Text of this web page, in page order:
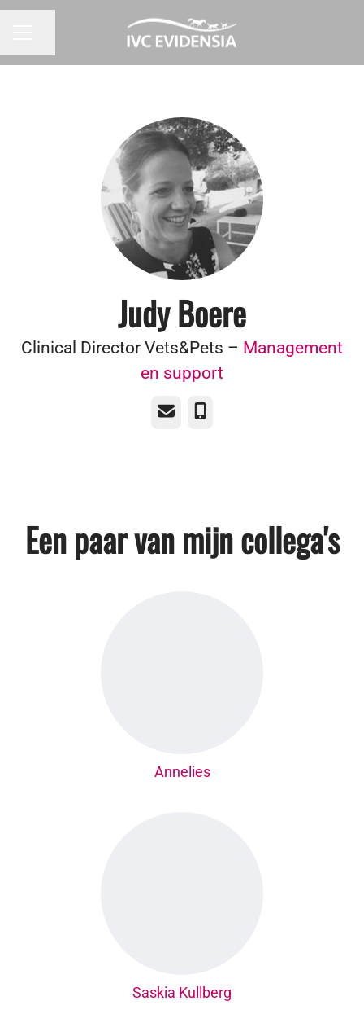
Judy Boere
Clinical Director Vets&Pets – Management
en support
E-mailadresTelefoonnummer
Een paar van mijn collega's
Annelies
Saskia Kullberg